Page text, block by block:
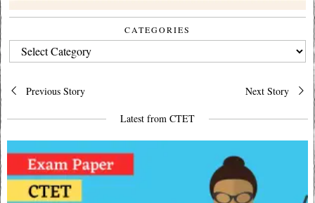
CATEGORIES
CATEGORIES
Post
navigation
Previous Story Next Story
Latest from CTET